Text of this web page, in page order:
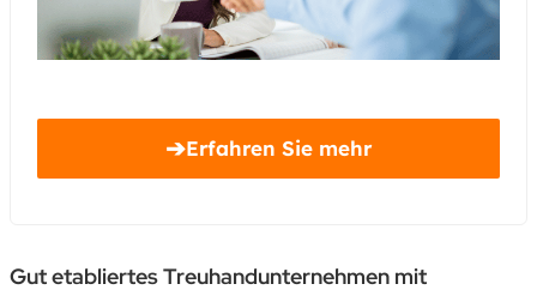
➔Erfahren Sie mehr
Gut etabliertes Treuhandunternehmen mit